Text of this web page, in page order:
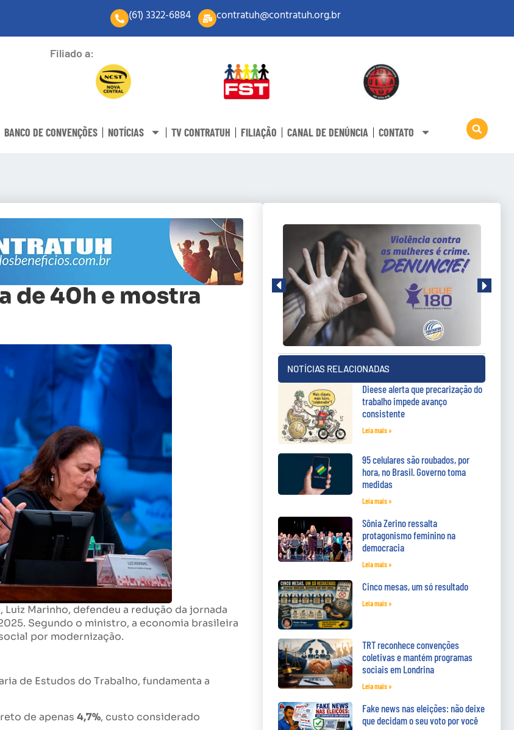
(61) 3322-6884 contratuh@contratuh.org.br
Filiado a:
BANCO DE CONVENÇÕES NOTÍCIAS TV CONTRATUH FILIAÇÃO CANAL DE DENÚNCIA CONTATO
de 40h e mostra
Marinho, defendeu a redução da jornada
Segundo o ministro, a economia brasileira
por modernização.
de Estudos do Trabalho, fundamenta a
de apenas 4,7%, custo considerado
NOTÍCIAS RELACIONADAS
Dieese alerta que precarização do
trabalho impede avanço
consistente
Leia mais »
95 celulares são roubados, por
hora, no Brasil. Governo toma
medidas
Leia mais »
Sônia Zerino ressalta
protagonismo feminino na
democracia
Leia mais »
Cinco mesas, um só resultado
Leia mais »
TRT reconhece convenções
coletivas e mantém programas
sociais em Londrina
Leia mais »
Fake news nas eleições: não deixe
que decidam o seu voto por você